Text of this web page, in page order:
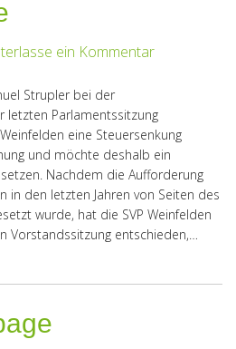
ein Kommentar
Strupler bei der
letzten Parlamentssitzung
eine Steuersenkung
und möchte deshalb ein
Nachdem die Aufforderung
in den letzten Jahren von Seiten des
wurde, hat die SVP Weinfelden
Vorstandssitzung entschieden,…